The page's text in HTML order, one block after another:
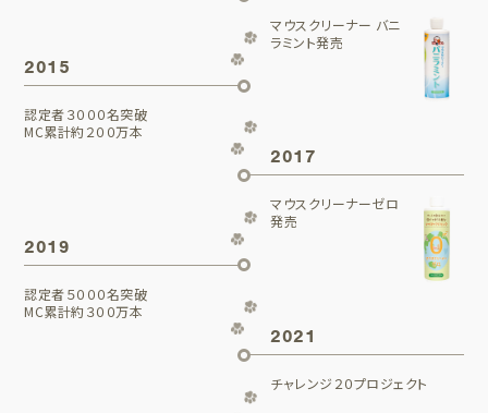
マウスクリーナー バニ
ラミント発売
2015
認定者３０００名突破
MC累計約２００万本
2017
マウスクリーナーゼロ
発売
2019
認定者５０００名突破
MC累計約３００万本
2021
チャレンジ２０プロジェクト